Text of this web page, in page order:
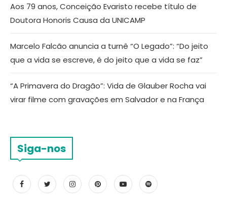
Aos 79 anos, Conceição Evaristo recebe título de
Doutora Honoris Causa da UNICAMP
Marcelo Falcão anuncia a turnê “O Legado”: “Do jeito
que a vida se escreve, é do jeito que a vida se faz”
“A Primavera do Dragão”: Vida de Glauber Rocha vai
virar filme com gravações em Salvador e na França
Siga-nos